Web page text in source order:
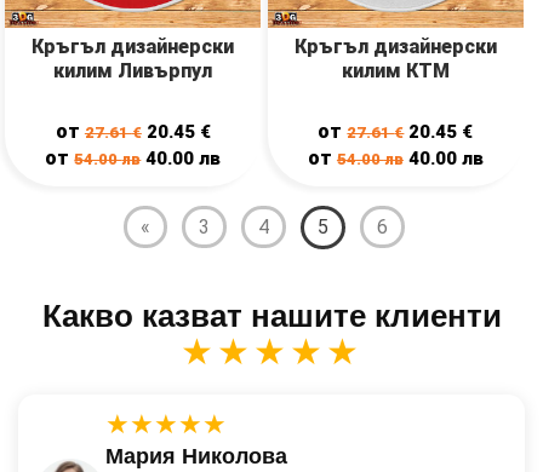
Кръгъл дизайнерски
килим Ливърпул
от27.61€ 20.45 €
от54.00лв 40.00лв
Кръгъл дизайнерски
килим КТМ
от27.61€ 20.45 €
от 54.00лв 40.00 лв
« 3 4 5 6
Какво казват нашите клиенти
★★★★★
★★★★★
Мария Николова